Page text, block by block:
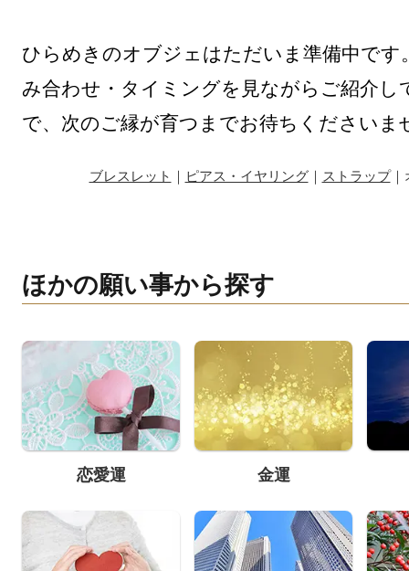
ひらめきのオブジェはただいま準備中です
み合わせ・タイミングを見ながらご紹介し
で、次のご縁が育つまでお待ちくださいま
ブレスレット ｜ ピアス・イヤリング｜ ストラップ｜
ほかの願い事から探す
恋愛運 金運